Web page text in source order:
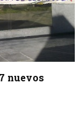
nuevos